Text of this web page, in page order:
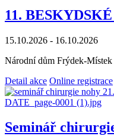
11.
15.10.2026 - 16.10.2026
Národní dům Frýdek-Místek
Detail akce Online registrace
Seminář